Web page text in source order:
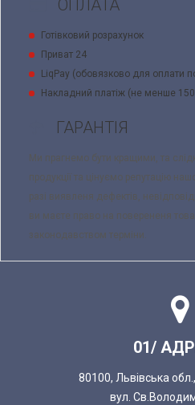
ОПЛАТА
Готівковий розрахунок
Приват 24
LiqPay (обовязково для оплати
Накладний платіж (не менше 150
ГАРАНТІЯ
Ми прагнемо бути кращими, та
продукції та цінуємо репутацію
разі виявленя дефектів,
ви маєте право на поверененя
законодавством терміни.
01/
80100, Львівська
вул.